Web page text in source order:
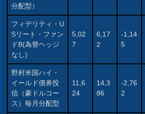
分配型）
フィデリティ・U
Sリート・ファン
ドB(為替ヘッジ
なし)
5,02
7
6,17
2
-1,14
5
野村米国ハイ・
イールド債券投
信（豪ドルコー
ス）毎月分配型
11,6
24
14,3
86
-2,76
2